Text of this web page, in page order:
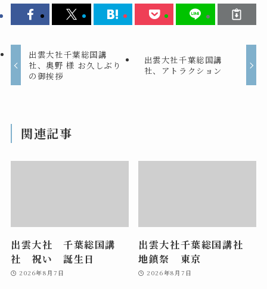
出雲大社千葉総国講
社、奥野 様 お久しぶり
の御挨拶
出雲大社千葉総国講
社、アトラクション
関連記事
出雲大社 千葉総国講
社 祝い 誕生日
2026年8月7日
出雲大社千葉総国講社
地鎮祭 東京
2026年8月7日